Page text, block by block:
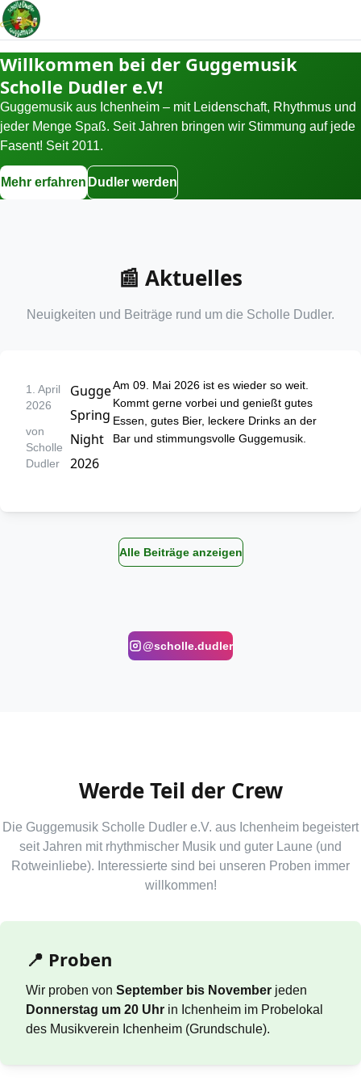
Willkommen bei der Guggemusik
Scholle Dudler e.V!
Guggemusik aus Ichenheim – mit Leidenschaft, Rhythmus und
jeder Menge Spaß. Seit Jahren bringen wir Stimmung auf jede
Fasent! Seit 2011.
Mehr erfahren Dudler werden
📰 Aktuelles
Neuigkeiten und Beiträge rund um die Scholle Dudler.
1. April
2026
von
Scholle
Dudler
Gugge
Spring
Night
2026
Am 09. Mai 2026 ist es wieder so weit.
Kommt gerne vorbei und genießt gutes
Essen, gutes Bier, leckere Drinks an der
Bar und stimmungsvolle Guggemusik.
Alle Beiträge anzeigen
@scholle.dudler
Werde Teil der Crew
Die Guggemusik Scholle Dudler e.V. aus Ichenheim begeistert
seit Jahren mit rhythmischer Musik und guter Laune (und
Rotweinliebe). Interessierte sind bei unseren Proben immer
willkommen!
📍 Proben
Wir proben von September bis November jeden
Donnerstag um 20 Uhr in Ichenheim im Probelokal
des Musikverein Ichenheim (Grundschule).